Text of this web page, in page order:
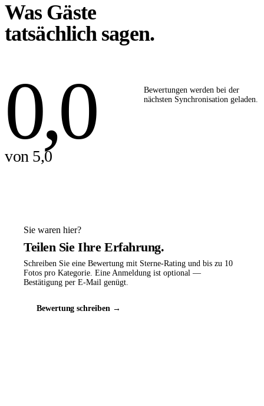
Was Gäste
tatsächlich sagen.
0,0
von 5,0
Bewertungen werden bei der
nächsten Synchronisation geladen.
Sie waren hier?
Teilen Sie Ihre Erfahrung.
Schreiben Sie eine Bewertung mit Sterne-Rating und bis zu 10
Fotos pro Kategorie. Eine Anmeldung ist optional —
Bestätigung per E-Mail genügt.
Bewertung schreiben →